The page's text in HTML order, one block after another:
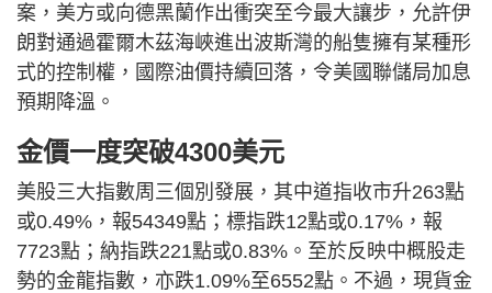
案，美方或向德黑蘭作出衝突至今最大讓步，允許伊
朗對通過霍爾木茲海峽進出波斯灣的船隻擁有某種形
式的控制權，國際油價持續回落，令美國聯儲局加息
預期降溫。
金價一度突破4300美元
美股三大指數周三個別發展，其中道指收市升263點
或0.49%，報54349點；標指跌12點或0.17%，報
7723點；納指跌221點或0.83%。至於反映中概股走
勢的金龍指數，亦跌1.09%至6552點。不過，現貨金